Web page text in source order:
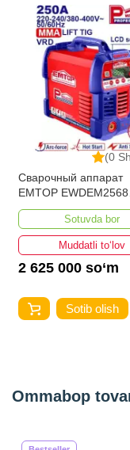
Вес (кг)
Kategoriya
(0
Сварочный аппарат
EMTOP EWDEM2568
MMA/TIG Lift
Sotuvda bor
Muddatli to‘lov
2 625 000 so‘m
Sotib olish
Ommabop